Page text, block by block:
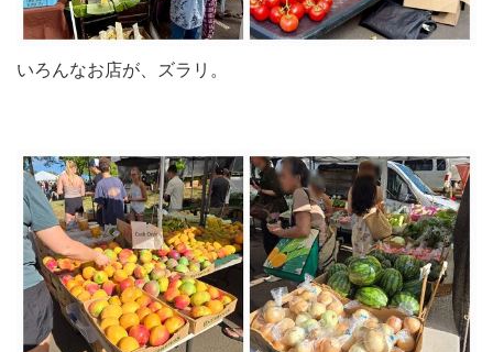
いろんなお店が、ズラリ。